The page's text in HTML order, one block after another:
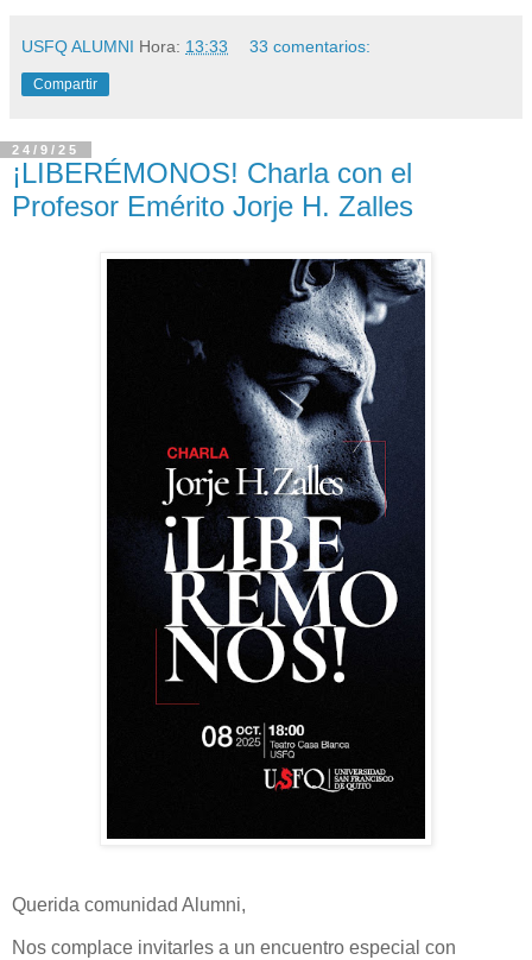
USFQ ALUMNI Hora: 13:33 33 comentarios:
Compartir
24/9/25
¡LIBERÉMONOS! Charla con el
Profesor Emérito Jorje H. Zalles
Querida comunidad Alumni,
Nos complace invitarles a un encuentro especial con